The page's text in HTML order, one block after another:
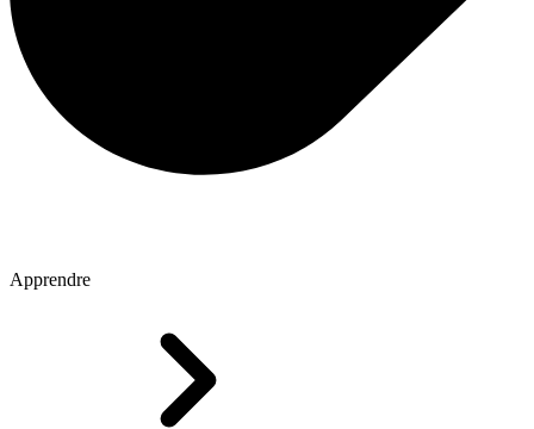
Apprendre